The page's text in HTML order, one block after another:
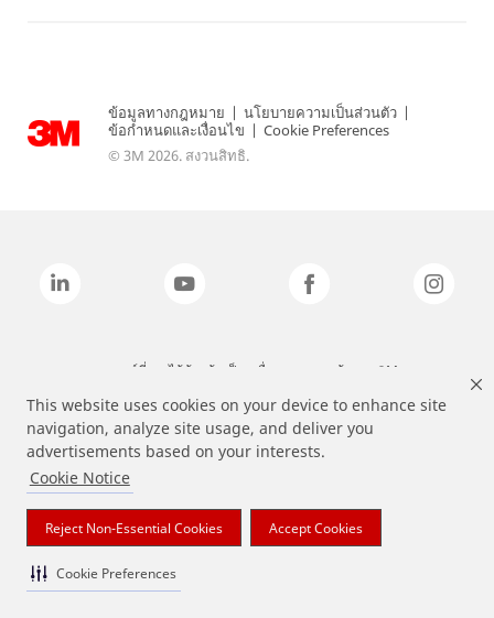
This website uses cookies on your device to enhance site
navigation, analyze site usage, and deliver you
advertisements based on your interests.
Cookie Notice
Reject Non-Essential Cookies Accept Cookies
Cookie Preferences
ข้อมูลทางกฎหมาย | นโยบายความเป็นส่วนตัว |
ข้อกำหนดและเงื่อนไข | Cookie Preferences
© 3M 2026. สงวนสิทธิ.
แบรนด์ที่ระบุไว้ข้างต้นเป็นเครื่องหมายการค้าของ 3M